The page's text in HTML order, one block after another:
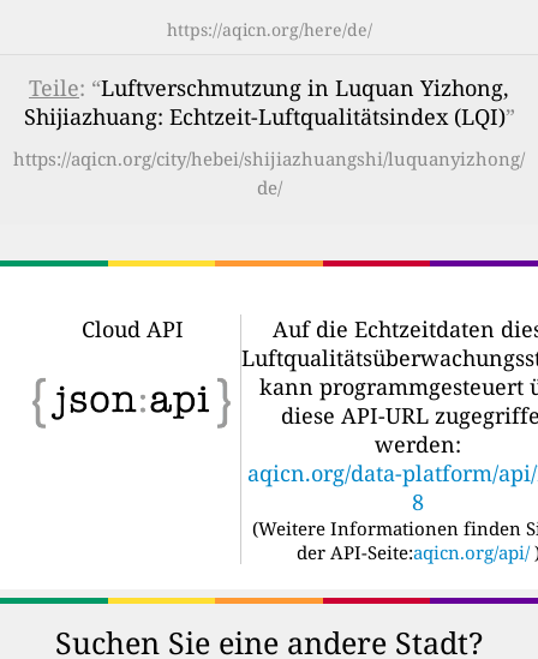
https://aqicn.org/here/de/
Teile: “Luftverschmutzung in Luquan Yizhong,
Shijiazhuang: Echtzeit-Luftqualitätsindex (LQI)”
https://aqicn.org/city/hebei/shijiazhuangshi/luquanyizhong/
de/
Cloud API
Auf die Echtzeitdaten
kann programmgesteuert
diese API-URL
werden:
aqicn.org/data-platform/
8
(Weitere Informationen finden
der API-Seite:aqicn.org/api/
Suchen Sie eine andere Stadt?